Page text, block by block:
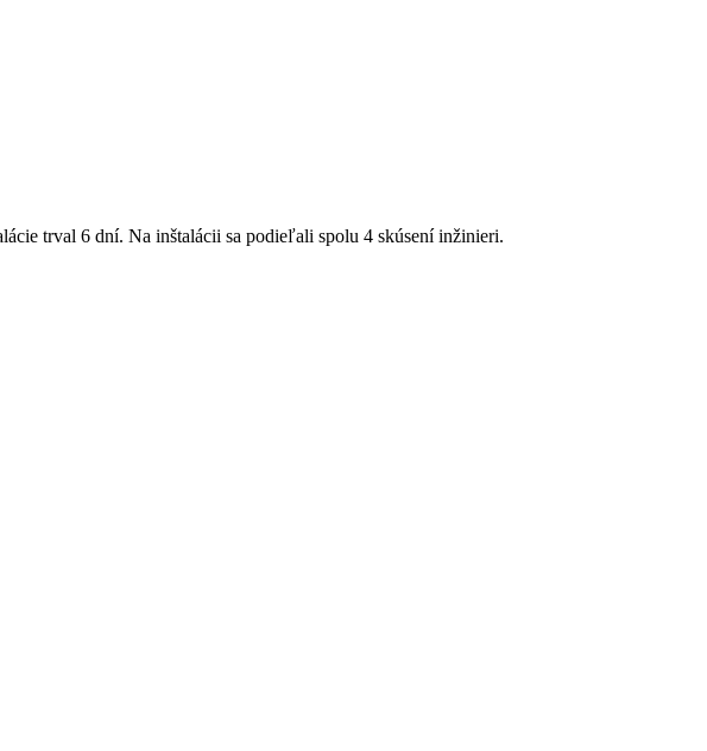
trval 6 dní. Na inštalácii sa podieľali spolu 4 skúsení inžinieri.